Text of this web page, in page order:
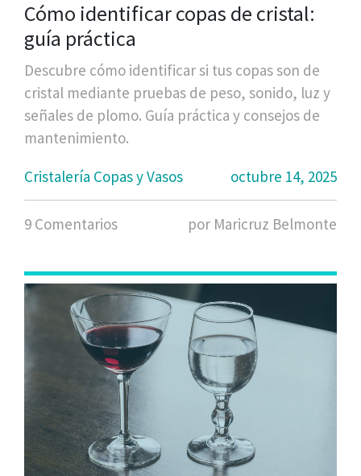
Cómo identificar copas de cristal:
guía práctica
Descubre cómo identificar si tus copas son de
cristal mediante pruebas de peso, sonido, luz y
señales de plomo. Guía práctica y consejos de
mantenimiento.
Cristalería Copas y Vasos
octubre 14, 2025
9 Comentarios por Maricruz Belmonte